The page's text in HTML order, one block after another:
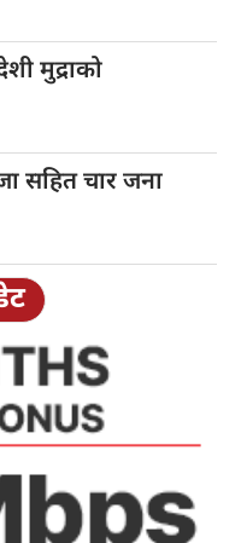
मुद्राको
सहित चार जना